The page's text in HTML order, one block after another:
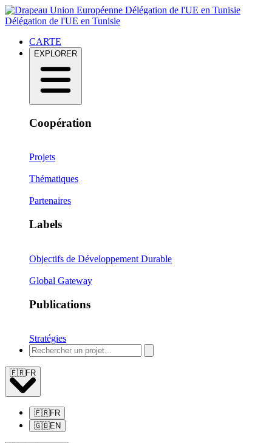
Délégation de l'UE en Tunisie
Délégation de l'UE en Tunisie
CARTE
EXPLORER
Coopération
Projets
Thématiques
Partenaires
Labels
Objectifs de Développement Durable
Global Gateway
Publications
Stratégies
🇫🇷FR
🇫🇷FR
🇬🇧EN